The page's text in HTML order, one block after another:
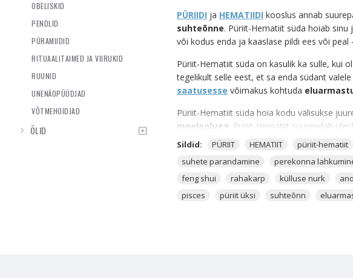
OBELISKID
PENDLID
PÜRAMIIDID
RITUAALITAIMED JA VIIRUKID
RUUNID
UNENÄOPÜÜDJAD
VÕTMEHOIDJAD
ÕLID
PÜRIIDI ja HEMATIIDI kooslus annab
suhteõnne. Püriit-Hematiit süda hoiab
või kodus enda ja kaaslase pildi ees või
Püriit-Hematiit süda on kasulik ka sulle, kui
tegelikult selle eest, et sa enda südant
saatusesse võimakus kohtuda
Püriit-Hematiit süda hoia kodu välisukse
meeleoluga . Püriit-Hematiit suurendab
seeläbi on sul võimalik edendada enda ja
suurendab ja taastab seda - kõige kiiremini
energia kasvab veelgi kiiremini.
rikkust Sinu ellu.
Sildid: PÜRIIT HEMATIIT püriit-hematiit
suhete parandamine
perekonna
feng shui
rahakarp külluse nurk
pisces
püriit üksi suhteõnn